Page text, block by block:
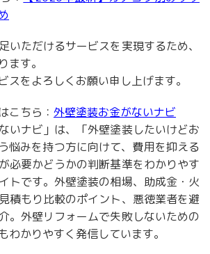
いただけるサービスを実現するため、
ます。
スをよろしくお願い申し上げます。
こちら： 外壁塗装お金がないナビ
いナビ」は、「外壁塗装したいけどお
悩みを持つ方に向けて、費用を抑える
必要かどうかの判断基準をわかりやす
トです。外壁塗装の相場、助成金・火
積もり比較のポイント、悪徳業者を避
。外壁リフォームで失敗しないための
わかりやすく発信しています。